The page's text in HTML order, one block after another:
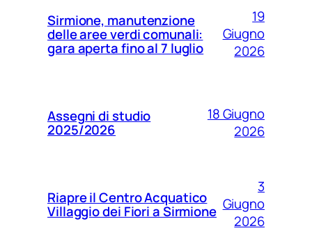
Sirmione, manutenzione
delle aree verdi comunali:
gara aperta fino al 7 luglio
19
Giugno
2026
Assegni di studio
2025/2026
18 Giugno
2026
Riapre il Centro Acquatico
Villaggio dei Fiori a Sirmione
3
Giugno
2026